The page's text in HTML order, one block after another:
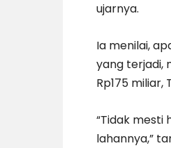
ujarnya.
Ia menilai,
yang terjadi,
Rp175
“Tidak mesti
lahannya,”